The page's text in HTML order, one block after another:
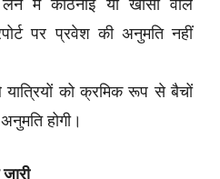
में कठिनाई या खांसी वाले
पर प्रवेश की अनुमति नहीं
को क्रमिक रूप से बैचों
होगी।